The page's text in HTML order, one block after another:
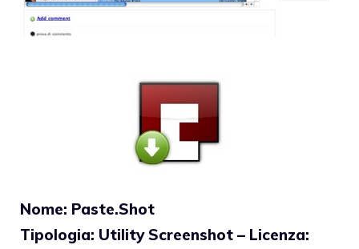
Nome: Paste.Shot
Tipologia: Utility Screenshot – Licenza: